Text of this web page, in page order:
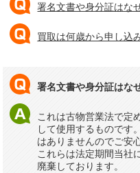
署名文書や身分証はな
買取は何歳から申し込
署名文書や身分証はな
これは古物営業法で定
して使用するものです
はありませんのでご安
これらは法定期間当社
廃棄しております。